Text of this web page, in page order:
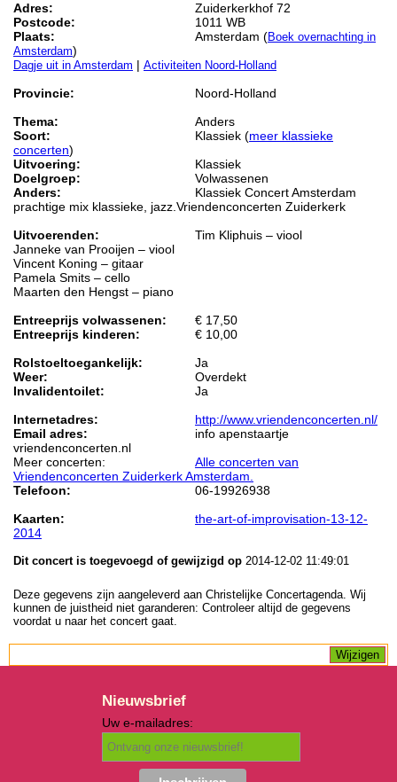
Adres:
Zuiderkerkhof 72
Postcode:
1011 WB
Plaats:
Amsterdam (Boek overnachting in
Amsterdam)
Dagje uit in Amsterdam | Activiteiten Noord-Holland
Provincie:
Noord-Holland
Thema:
Anders
Soort:
Klassiek (meer klassieke
concerten)
Uitvoering:
Klassiek
Doelgroep:
Volwassenen
Anders:
Klassiek Concert Amsterdam
prachtige mix klassieke, jazz.Vriendenconcerten Zuiderkerk
Uitvoerenden:
Tim Kliphuis – viool
Janneke van Prooijen – viool
Vincent Koning – gitaar
Pamela Smits – cello
Maarten den Hengst – piano
Entreeprijs volwassenen:
€ 17,50
Entreeprijs kinderen:
€ 10,00
Rolstoeltoegankelijk:
Ja
Weer:
Overdekt
Invalidentoilet:
Ja
Internetadres:
http://www.vriendenconcerten.nl/
Email adres:
info apenstaartje
vriendenconcerten.nl
Meer concerten:
Alle concerten van
Vriendenconcerten Zuiderkerk Amsterdam.
Telefoon:
06-19926938
Kaarten:
the-art-of-improvisation-13-12-
2014
Dit concert is toegevoegd of gewijzigd op 2014-12-02 11:49:01
Deze gegevens zijn aangeleverd aan Christelijke Concertagenda. Wij
kunnen de juistheid niet garanderen: Controleer altijd de gegevens
voordat u naar het concert gaat.
Nieuwsbrief
Uw e-mailadres: